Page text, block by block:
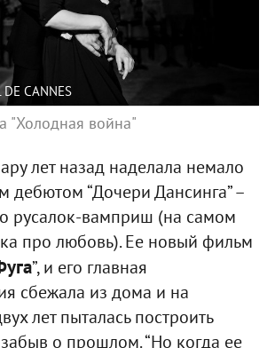
CANNES
"Холодная война"
лет назад наделала немало
дебютом “Дочери Дансинга” –
русалок-вамприш (на самом
про любовь). Ее новый фильм
”, и его главная
сбежала из дома и на
лет пыталась построить
о прошлом. “Но когда ее